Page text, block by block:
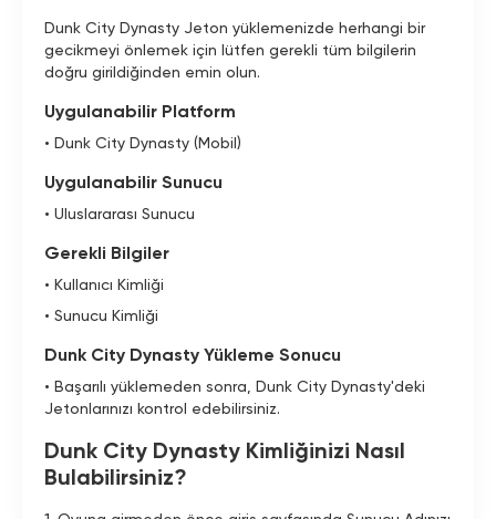
Dunk City Dynasty Jeton yüklemenizde herhangi bir
gecikmeyi önlemek için lütfen gerekli tüm bilgilerin
doğru girildiğinden emin olun.
Uygulanabilir Platform
• Dunk City Dynasty (Mobil)
Uygulanabilir Sunucu
• Uluslararası Sunucu
Gerekli Bilgiler
• Kullanıcı Kimliği
• Sunucu Kimliği
Dunk City Dynasty Yükleme Sonucu
• Başarılı yüklemeden sonra, Dunk City Dynasty'deki
Jetonlarınızı kontrol edebilirsiniz.
Dunk City Dynasty Kimliğinizi Nasıl
Bulabilirsiniz?